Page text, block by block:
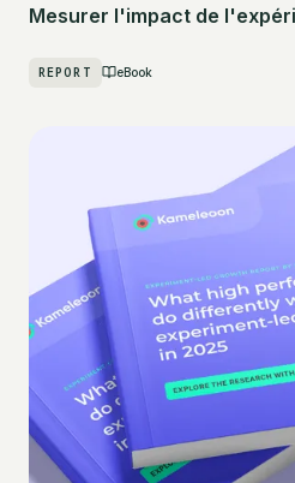
Mesurer l'impact de
REPORT eBook